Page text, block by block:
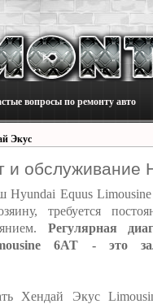
вопросы по ремонту авто
Экус
и обслуживание
Hyundai Equus
требуется
Регулярная
6AT - это
Хендай Экус